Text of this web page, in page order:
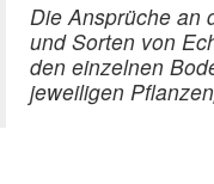
Die Ansprüche an
und Sorten von
den einzelnen
jeweiligen